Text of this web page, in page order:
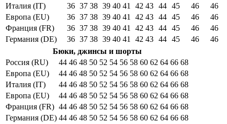
Италия (IT)
36 37 38 39 40 41 42 43 44 45 46
46
Европа (EU)
36 37 38 39 40 41 42 43 44 45 46
46
Франция (FR)
36 37 38 39 40 41 42 43 44 45 46
46
Германия (DE)
36 37 38 39 40 41 42 43 44 45 46
46
Бюки, джинсы и шорты
Россия (RU)
44 46 48 50 52 54 56 58 60 62 64 66 68
Европа (EU)
44 46 48 50 52 54 56 58 60 62 64 66 68
Италия (IT)
44 46 48 50 52 54 56 58 60 62 64 66 68
Европа (EU)
44 46 48 50 52 54 56 58 60 62 64 66 68
Франция (FR) 44 46 48 50 52 54 56 58 60 62 64 66 68
Германия (DE) 44 46 48 50 52 54 56 58 60 62 64 66 68